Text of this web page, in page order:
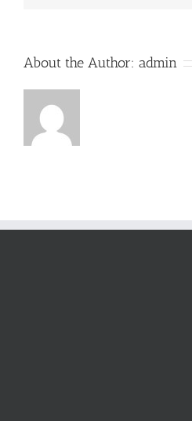
About the Author: admin